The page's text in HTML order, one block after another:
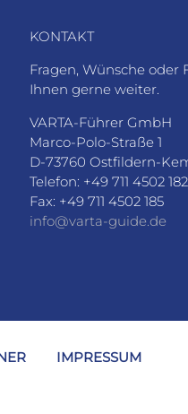
KONTAKT
Fragen, Wünsche oder
Ihnen gerne weiter.
VARTA-Führer GmbH
Marco-Polo-Straße 1
D-73760 Ostfildern-
Telefon: +49 711 4502 182
Fax: +49 711 4502 185
info@varta-guide.de
IMPRESSUM